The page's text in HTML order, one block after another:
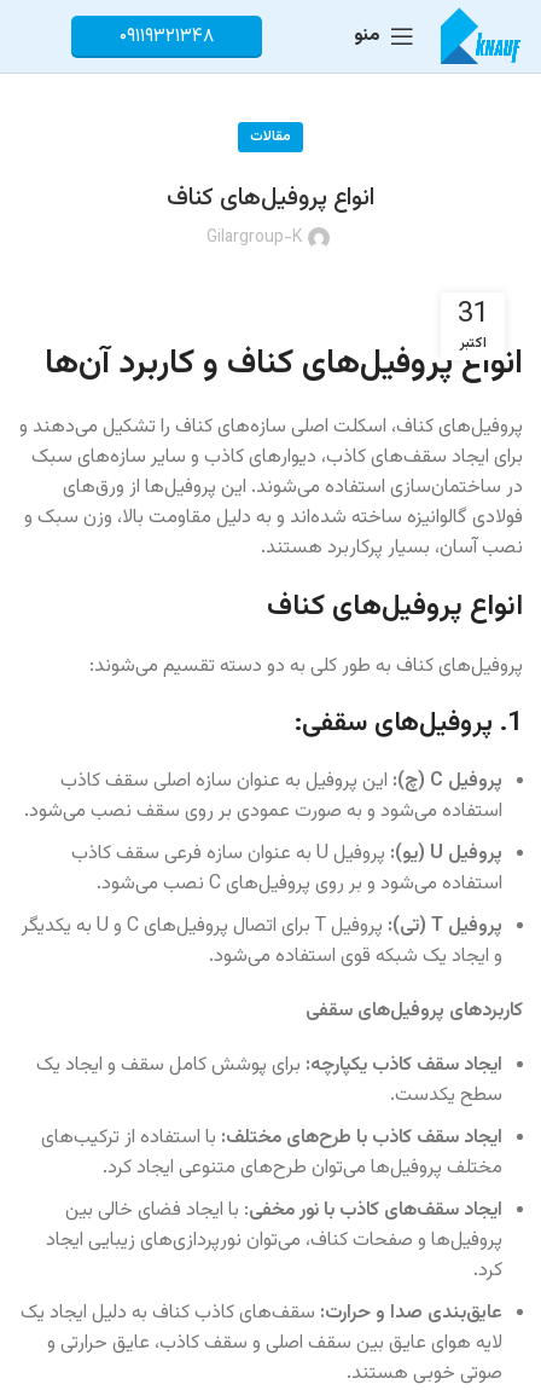
منو ۰۹۱۱۹۳۲۱۳۴۸
مقالات
انواع پروفیل‌های کناف
Gilargroup-K
31
اکتبر
انواع پروفیل‌های کناف و کاربرد آن‌ها
پروفیل‌های کناف، اسکلت اصلی سازه‌های کناف را تشکیل می‌دهند و
برای ایجاد سقف‌های کاذب، دیوارهای کاذب و سایر سازه‌های سبک
در ساختمان‌سازی استفاده می‌شوند. این پروفیل‌ها از ورق‌های
فولادی گالوانیزه ساخته شده‌اند و به دلیل مقاومت بالا، وزن سبک و
نصب آسان، بسیار پرکاربرد هستند.
انواع پروفیل‌های کناف
پروفیل‌های کناف به طور کلی به دو دسته تقسیم می‌شوند:
1. پروفیل‌های سقفی:
پروفیل C (چ):
این پروفیل به عنوان سازه اصلی سقف کاذب
استفاده می‌شود و به صورت عمودی بر روی سقف نصب می‌شود.
پروفیل U (یو):
پروفیل U به عنوان سازه فرعی سقف کاذب
استفاده می‌شود و بر روی پروفیل‌های C نصب می‌شود.
پروفیل T (تی):
پروفیل T برای اتصال پروفیل‌های C و U به یکدیگر
و ایجاد یک شبکه قوی استفاده می‌شود.
کاربردهای پروفیل‌های سقفی
ایجاد سقف کاذب یکپارچه: برای پوشش کامل سقف و ایجاد یک
سطح یکدست.
ایجاد سقف کاذب با طرح‌های مختلف: با استفاده از ترکیب‌های
مختلف پروفیل‌ها می‌توان طرح‌های متنوعی ایجاد کرد.
ایجاد سقف‌های کاذب با نور مخفی: با ایجاد فضای خالی بین
پروفیل‌ها و صفحات کناف، می‌توان نورپردازی‌های زیبایی ایجاد
کرد.
عایق‌بندی صدا و حرارت: سقف‌های کاذب کناف به دلیل ایجاد یک
لایه هوای عایق بین سقف اصلی و سقف کاذب، عایق حرارتی و
صوتی خوبی هستند.